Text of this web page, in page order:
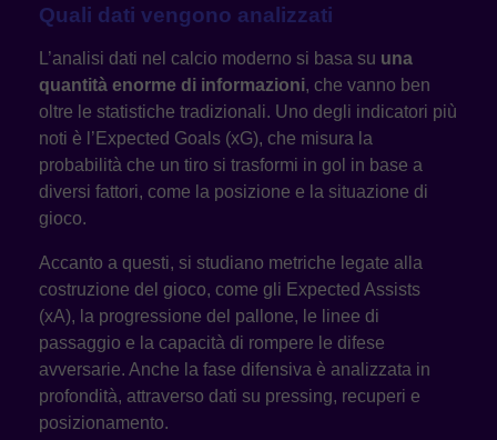
Quali dati vengono analizzati
L’analisi dati nel calcio moderno si basa su una
quantità enorme di informazioni, che vanno ben
oltre le statistiche tradizionali. Uno degli indicatori più
noti è l’Expected Goals (xG), che misura la
probabilità che un tiro si trasformi in gol in base a
diversi fattori, come la posizione e la situazione di
gioco.
Accanto a questi, si studiano metriche legate alla
costruzione del gioco, come gli Expected Assists
(xA), la progressione del pallone, le linee di
passaggio e la capacità di rompere le difese
avversarie. Anche la fase difensiva è analizzata in
profondità, attraverso dati su pressing, recuperi e
posizionamento.